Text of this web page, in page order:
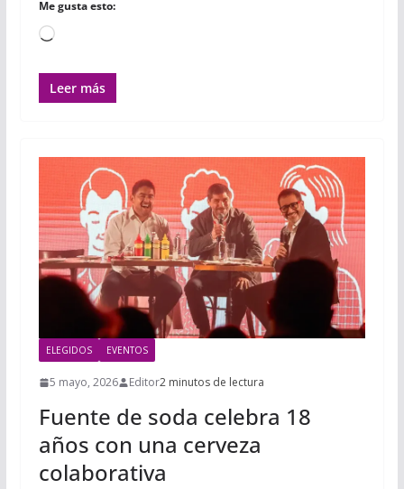
Me gusta esto:
Cargando...
Leer más
ELEGIDOS EVENTOS
5 mayo, 2026 Editor2 minutos de lectura
Fuente de soda celebra 18
años con una cerveza
colaborativa